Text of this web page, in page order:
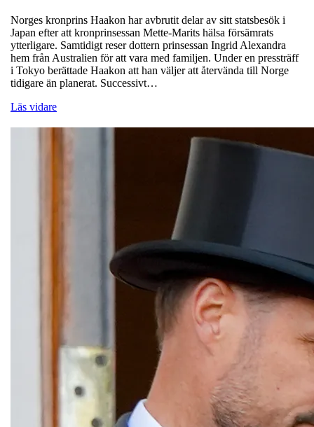
Norges kronprins Haakon har avbrutit delar av sitt statsbesök i
Japan efter att kronprinsessan Mette-Marits hälsa försämrats
ytterligare. Samtidigt reser dottern prinsessan Ingrid Alexandra
hem från Australien för att vara med familjen. Under en pressträff
i Tokyo berättade Haakon att han väljer att återvända till Norge
tidigare än planerat. Successivt…
Läs vidare